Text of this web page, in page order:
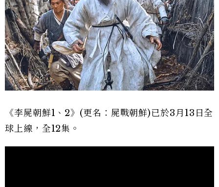
《李屍朝鮮1、2》(更名：屍戰朝鮮)已於3月13日全
球上線，全12集。